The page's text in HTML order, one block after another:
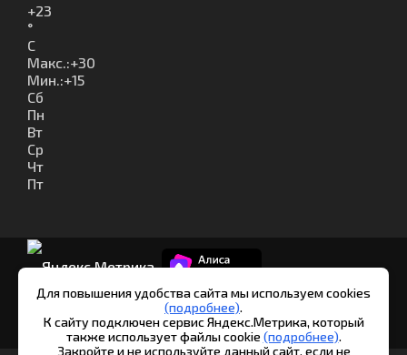
+23
°
C
Макс.:+30
Мин.:+15
Сб
Пн
Вт
Ср
Чт
Пт
© Шипуново инфо. 2013-2026
Для повышения удобства сайта мы используем cookies
(подробнее).
К сайту подключен сервис Яндекс.Метрика, который
также использует файлы cookie (подробнее).
Закройте и не используйте данный сайт, если не